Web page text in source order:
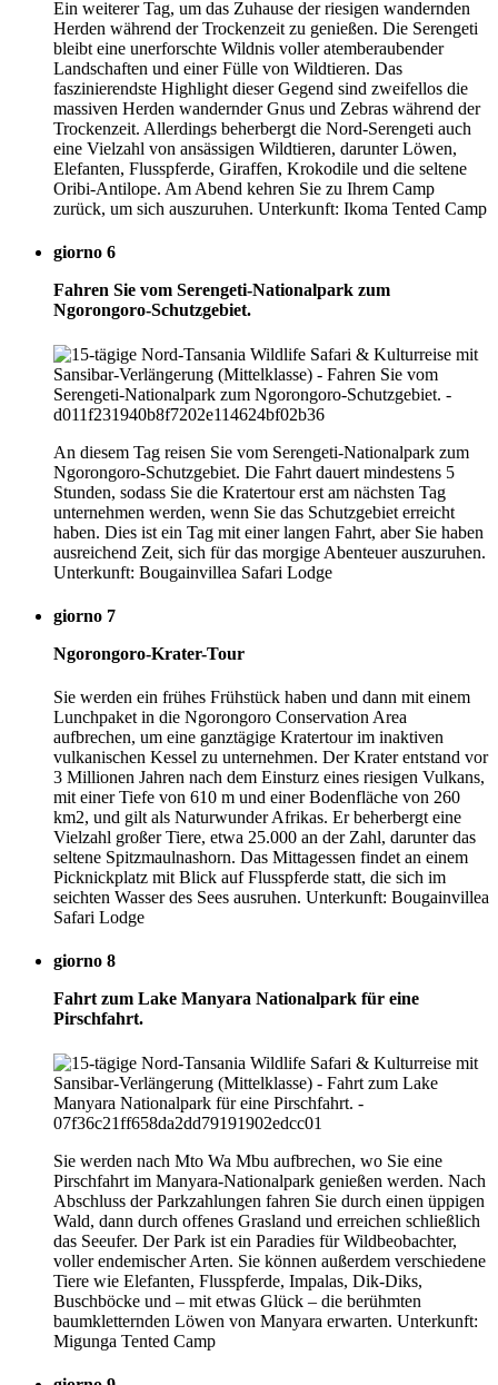
Ein weiterer Tag, um das Zuhause der riesigen wandernden
Herden während der Trockenzeit zu genießen. Die Serengeti
bleibt eine unerforschte Wildnis voller atemberaubender
Landschaften und einer Fülle von Wildtieren. Das
faszinierendste Highlight dieser Gegend sind zweifellos die
massiven Herden wandernder Gnus und Zebras während der
Trockenzeit. Allerdings beherbergt die Nord-Serengeti auch
eine Vielzahl von ansässigen Wildtieren, darunter Löwen,
Elefanten, Flusspferde, Giraffen, Krokodile und die seltene
Oribi-Antilope. Am Abend kehren Sie zu Ihrem Camp
zurück, um sich auszuruhen. Unterkunft: Ikoma Tented Camp
giorno 6
Fahren Sie vom Serengeti-Nationalpark zum
Ngorongoro-Schutzgebiet.
An diesem Tag reisen Sie vom Serengeti-Nationalpark zum
Ngorongoro-Schutzgebiet. Die Fahrt dauert mindestens 5
Stunden, sodass Sie die Kratertour erst am nächsten Tag
unternehmen werden, wenn Sie das Schutzgebiet erreicht
haben. Dies ist ein Tag mit einer langen Fahrt, aber Sie haben
ausreichend Zeit, sich für das morgige Abenteuer auszuruhen.
Unterkunft: Bougainvillea Safari Lodge
giorno 7
Ngorongoro-Krater-Tour
Sie werden ein frühes Frühstück haben und dann mit einem
Lunchpaket in die Ngorongoro Conservation Area
aufbrechen, um eine ganztägige Kratertour im inaktiven
vulkanischen Kessel zu unternehmen. Der Krater entstand vor
3 Millionen Jahren nach dem Einsturz eines riesigen Vulkans,
mit einer Tiefe von 610 m und einer Bodenfläche von 260
km2, und gilt als Naturwunder Afrikas. Er beherbergt eine
Vielzahl großer Tiere, etwa 25.000 an der Zahl, darunter das
seltene Spitzmaulnashorn. Das Mittagessen findet an einem
Picknickplatz mit Blick auf Flusspferde statt, die sich im
seichten Wasser des Sees ausruhen. Unterkunft: Bougainvillea
Safari Lodge
giorno 8
Fahrt zum Lake Manyara Nationalpark für eine
Pirschfahrt.
Sie werden nach Mto Wa Mbu aufbrechen, wo Sie eine
Pirschfahrt im Manyara-Nationalpark genießen werden. Nach
Abschluss der Parkzahlungen fahren Sie durch einen üppigen
Wald, dann durch offenes Grasland und erreichen schließlich
das Seeufer. Der Park ist ein Paradies für Wildbeobachter,
voller endemischer Arten. Sie können außerdem verschiedene
Tiere wie Elefanten, Flusspferde, Impalas, Dik-Diks,
Buschböcke und – mit etwas Glück – die berühmten
baumkletternden Löwen von Manyara erwarten. Unterkunft:
Migunga Tented Camp